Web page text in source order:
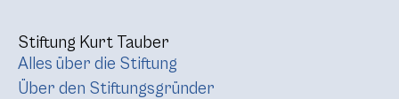
Stiftung Kurt Tauber
Alles über die Stiftung
Über den Stiftungsgründer